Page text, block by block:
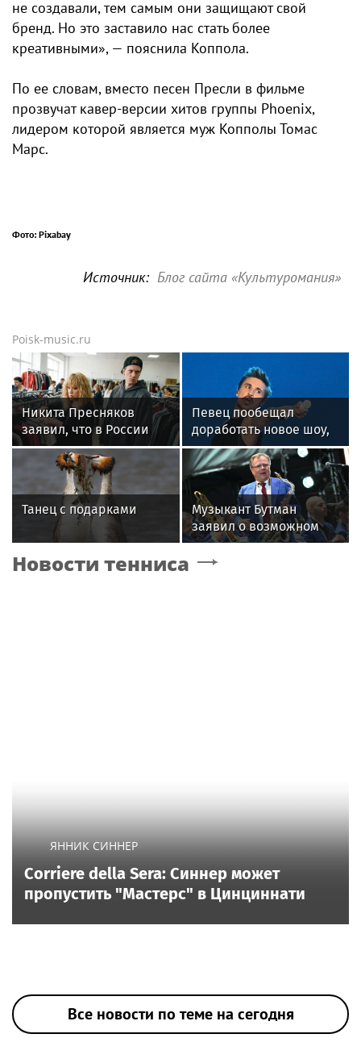
не создавали, тем самым они защищают свой
бренд. Но это заставило нас стать более
креативными», — пояснила Коппола.
По ее словам, вместо песен Пресли в фильме
прозвучат кавер-версии хитов группы Phoenix,
лидером которой является муж Копполы Томас
Марс.
Фото: Pixabay
Источник: Блог сайта «Культуромания»
Poisk-music.ru
Никита Пресняков
заявил, что в России
его обидели. И
рассорился с братом
из-за политики
Певец пообещал
доработать новое шоу,
подвергнутое критике
Танец с подарками
Музыкант Бутман
заявил о возможном
появлении первого в
России джазового вуза
Новости тенниса
ЯННИК СИННЕР
Corriere della Sera: Синнер может
пропустить "Мастерс" в Цинциннати
Все новости по теме на сегодня